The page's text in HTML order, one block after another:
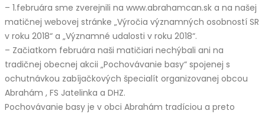
– 1.februára sme zverejnili na www.abrahamcan.sk a na našej
matičnej webovej stránke „Výročia významných osobností SR
v roku 2018“ a „Významné udalosti v roku 2018“.
– Začiatkom februára naši matičiari nechýbali ani na
tradičnej obecnej akcii „Pochovávanie basy“ spojenej s
ochutnávkou zabíjačkových špecialít organizovanej obcou
Abrahám , FS Jatelinka a DHZ.
Pochovávanie basy je v obci Abrahám tradíciou a preto